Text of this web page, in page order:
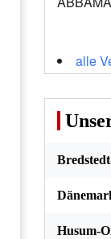
alle
Husum-